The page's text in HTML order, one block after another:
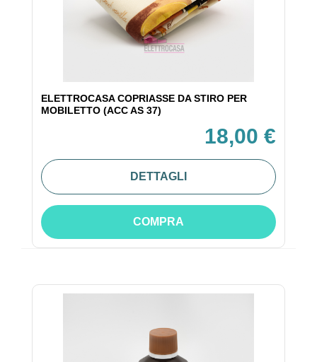
ELETTROCASA COPRIASSE DA STIRO PER
MOBILETTO (ACC AS 37)
18,00 €
DETTAGLI
COMPRA